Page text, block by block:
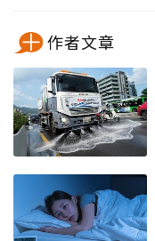
作者文章